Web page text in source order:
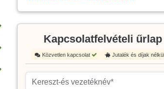
Kapcsolatfelvételi űrlap
Közvetlen kapcsolat Jutalék és díjak nélkül